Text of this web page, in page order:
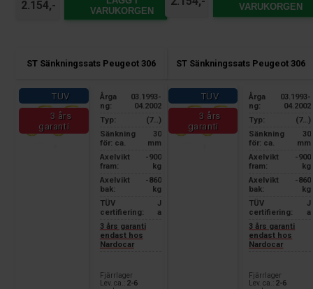
2.154,-
VARUKORGEN
VARUKORGEN
ST Sänkningssats Peugeot 306
TÜV
3 års
garanti
Årga
ng:
03.1993-
04.2002
Typ:
(7…)
Sänkning
för: ca.
30
mm
Axelvikt
fram:
-900
kg
Axelvikt
bak:
-860
kg
TÜV
certifiering:
J
a
3 års garanti
endast hos
Nardocar
Fjärrlager
Lev. ca.:
2-6
ST Sänkningssats Peugeot 306
TÜV
3 års
garanti
Årga
ng:
03.1993-
04.2002
Typ:
(7…)
Sänkning
för: ca.
30
mm
Axelvikt
fram:
-900
kg
Axelvikt
bak:
-860
kg
TÜV
certifiering:
J
a
3 års garanti
endast hos
Nardocar
Fjärrlager
Lev. ca.: 2-6